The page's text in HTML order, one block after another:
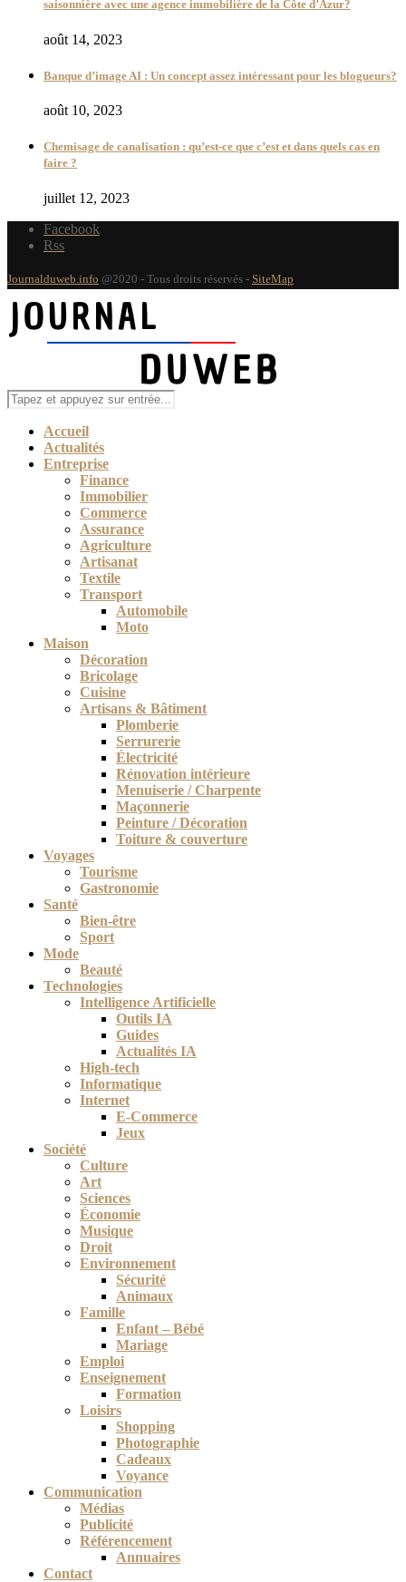
saisonnière avec une agence immobilière de la Côte d’Azur?
août 14, 2023
Banque d’image AI : Un concept assez intéressant pour les blogueurs?
août 10, 2023
Chemisage de canalisation : qu’est-ce que c’est et dans quels cas en
faire ?
juillet 12, 2023
Facebook
Rss
Journalduweb.info @2020 - Tous droits réservés - SiteMap
Accueil
Actualités
Entreprise
Finance
Immobilier
Commerce
Assurance
Agriculture
Artisanat
Textile
Transport
Automobile
Moto
Maison
Décoration
Bricolage
Cuisine
Artisans & Bâtiment
Plomberie
Serrurerie
Électricité
Rénovation intérieure
Menuiserie / Charpente
Maçonnerie
Peinture / Décoration
Toiture & couverture
Voyages
Tourisme
Gastronomie
Santé
Bien-être
Sport
Mode
Beauté
Technologies
Intelligence Artificielle
Outils IA
Guides
Actualités IA
High-tech
Informatique
Internet
E-Commerce
Jeux
Société
Culture
Art
Sciences
Économie
Musique
Droit
Environnement
Sécurité
Animaux
Famille
Enfant – Bébé
Mariage
Emploi
Enseignement
Formation
Loisirs
Shopping
Photographie
Cadeaux
Voyance
Communication
Médias
Publicité
Référencement
Annuaires
Contact